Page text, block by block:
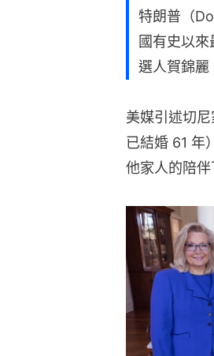
特朗普（
國有史以
選人賀錦麗
美媒引述切
已結婚 61 年
他家人的陪